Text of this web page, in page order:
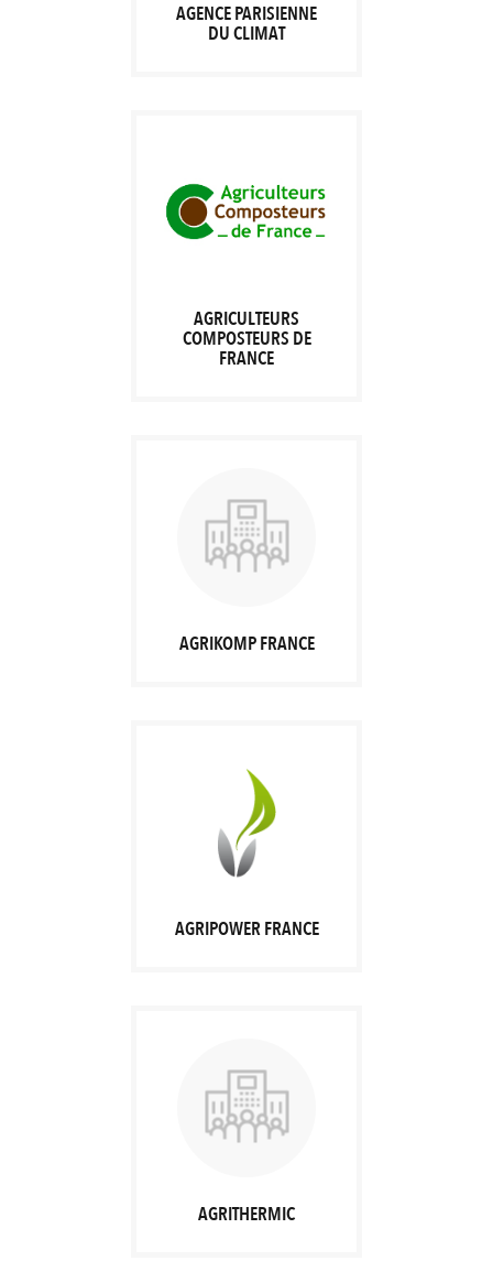
AGENCE PARISIENNE
DU CLIMAT
AGRICULTEURS
COMPOSTEURS DE
FRANCE
AGRIKOMP FRANCE
AGRIPOWER FRANCE
AGRITHERMIC